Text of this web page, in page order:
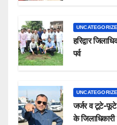
हरिद्वार
पर्व
जर्जर व टूटे-फूटे
के जिलाधिकारी